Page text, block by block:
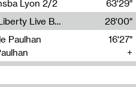
Lyon 2/2
63'29"
Radia Show #1088 : Statue Of Liberty Live By Ed Baxter (Resonance)
28'00"
Paulhan
16'27"